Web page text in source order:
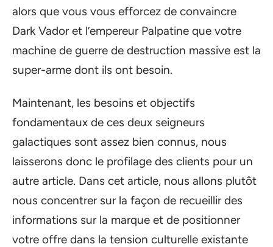
alors que vous vous efforcez de convaincre
Dark Vador et l’empereur Palpatine que votre
machine de guerre de destruction massive est la
super-arme dont ils ont besoin.
Maintenant, les besoins et objectifs
fondamentaux de ces deux seigneurs
galactiques sont assez bien connus, nous
laisserons donc le profilage des clients pour un
autre article. Dans cet article, nous allons plutôt
nous concentrer sur la façon de recueillir des
informations sur la marque et de positionner
votre offre dans la tension culturelle existante